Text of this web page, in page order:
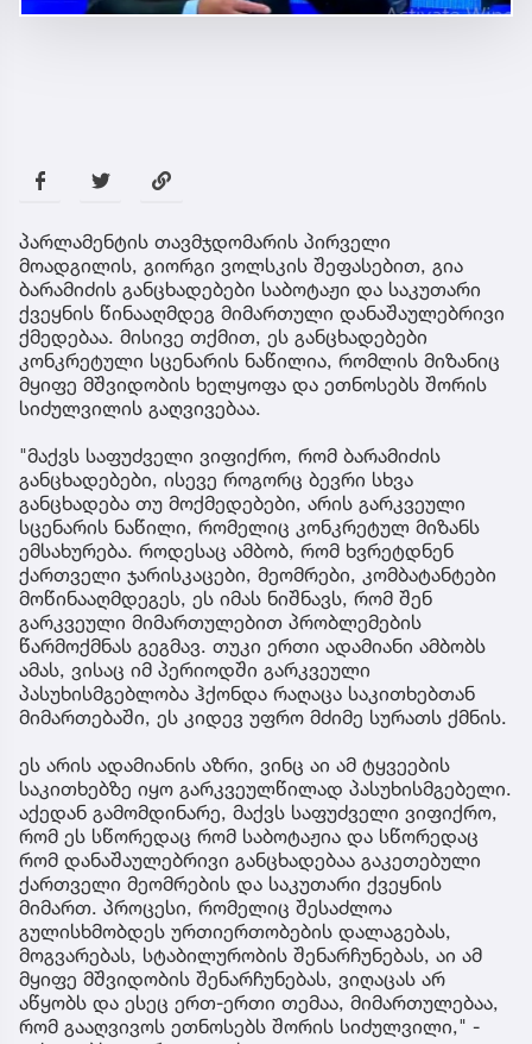
პარლამენტის თავმჯდომარის პირველი
მოადგილის, გიორგი ვოლსკის შეფასებით, გია
ბარამიძის განცხადებები საბოტაჟი და საკუთარი
ქვეყნის წინააღმდეგ მიმართული დანაშაულებრივი
ქმედებაა. მისივე თქმით, ეს განცხადებები
კონკრეტული სცენარის ნაწილია, რომლის მიზანიც
მყიფე მშვიდობის ხელყოფა და ეთნოსებს შორის
სიძულვილის გაღვივებაა.
"მაქვს საფუძველი ვიფიქრო, რომ ბარამიძის
განცხადებები, ისევე როგორც ბევრი სხვა
განცხადება თუ მოქმედებები, არის გარკვეული
სცენარის ნაწილი, რომელიც კონკრეტულ მიზანს
ემსახურება. როდესაც ამბობ, რომ ხვრეტდნენ
ქართველი ჯარისკაცები, მეომრები, კომბატანტები
მოწინააღმდეგეს, ეს იმას ნიშნავს, რომ შენ
გარკვეული მიმართულებით პრობლემების
წარმოქმნას გეგმავ. თუკი ერთი ადამიანი ამბობს
ამას, ვისაც იმ პერიოდში გარკვეული
პასუხისმგებლობა ჰქონდა რაღაცა საკითხებთან
მიმართებაში, ეს კიდევ უფრო მძიმე სურათს ქმნის.
ეს არის ადამიანის აზრი, ვინც აი ამ ტყვეების
საკითხებზე იყო გარკვეულწილად პასუხისმგებელი.
აქედან გამომდინარე, მაქვს საფუძველი ვიფიქრო,
რომ ეს სწორედაც რომ საბოტაჟია და სწორედაც
რომ დანაშაულებრივი განცხადებაა გაკეთებული
ქართველი მეომრების და საკუთარი ქვეყნის
მიმართ. პროცესი, რომელიც შესაძლოა
გულისხმობდეს ურთიერთობების დალაგებას,
მოგვარებას, სტაბილურობის შენარჩუნებას, აი ამ
მყიფე მშვიდობის შენარჩუნებას, ვიღაცას არ
აწყობს და ესეც ერთ-ერთი თემაა, მიმართულებაა,
რომ გააღვივოს ეთნოსებს შორის სიძულვილი," -